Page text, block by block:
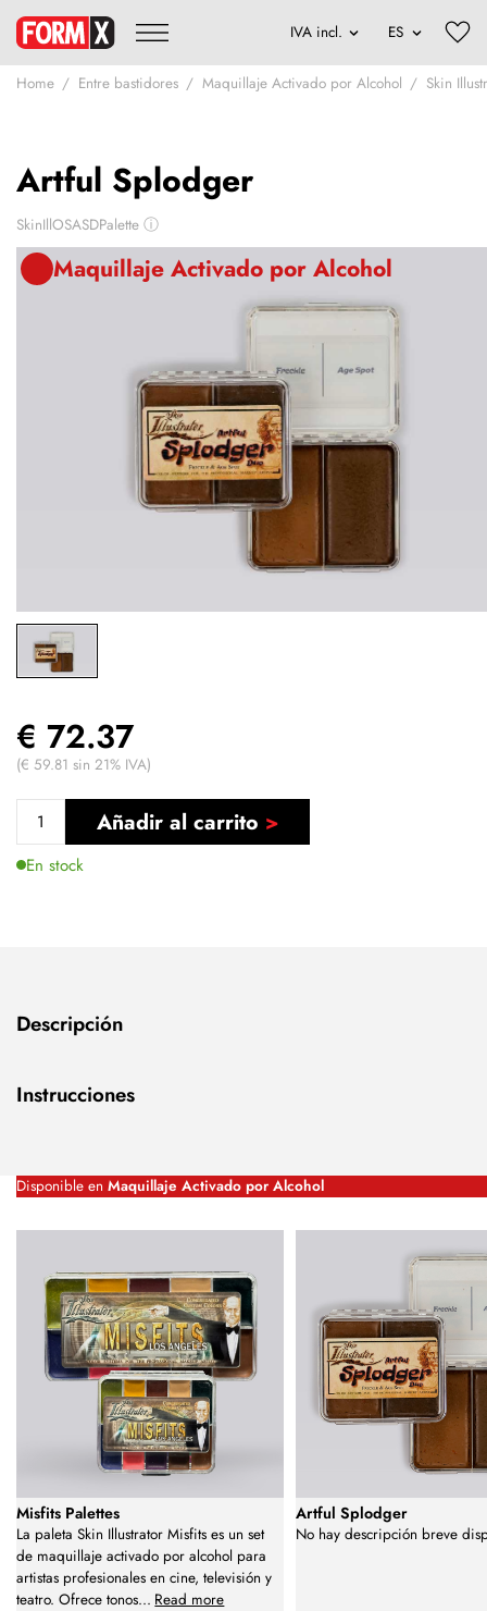
Home Entre bastidores Maquillaje Activado por Alcohol Skin
Artful Splodger
SkinIllOSASDPalette ⓘ
Maquillaje Activado por Alcohol
€ 72.37
(€ 59.81 sin 21% IVA)
Añadir al carrito
En stock
Descripción
Instrucciones
Disponible en Maquillaje Activado por Alcohol
Misfits Palettes
La paleta Skin Illustrator Misfits es un set
de maquillaje activado por alcohol para
artistas profesionales en cine, televisión y
teatro. Ofrece tonos... Read more
Artful Splodger
No hay descripción breve